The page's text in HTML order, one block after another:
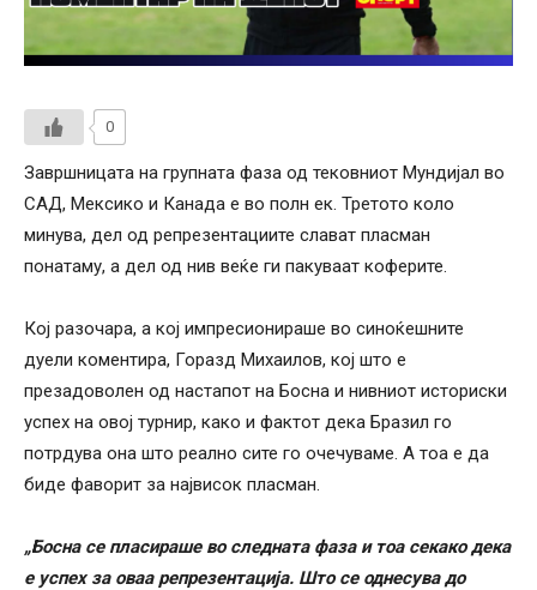
0
Завршницата на групната фаза од тековниот Мундијал во
САД, Мексико и Канада е во полн ек. Третото коло
минува, дел од репрезентациите слават пласман
понатаму, а дел од нив веќе ги пакуваат коферите.
Кој разочара, а кој импресионираше во синоќешните
дуели коментира, Горазд Михаилов, кој што е
презадоволен од настапот на Босна и нивниот историски
успех на овој турнир, како и фактот дека Бразил го
потрдува она што реално сите го очечуваме. А тоа е да
биде фаворит за највисок пласман.
„Босна се пласираше во следната фаза и тоа секако дека
е успех за оваа репрезентација. Што се однесува до